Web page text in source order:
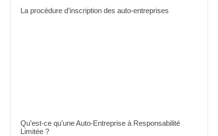
La procédure d’inscription des auto-entreprises
Qu’est-ce qu’une Auto-Entreprise à Responsabilité
Limitée ?